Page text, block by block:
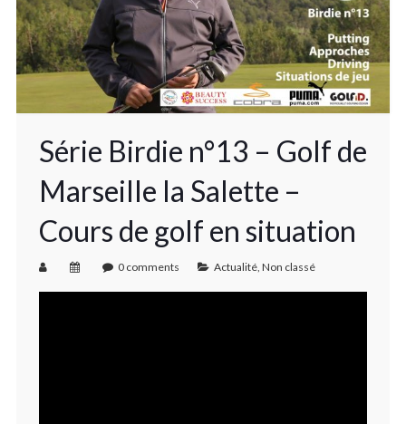
Série Birdie n°13 – Golf de
Marseille la Salette –
Cours de golf en situation
0 comments Actualité, Non classé